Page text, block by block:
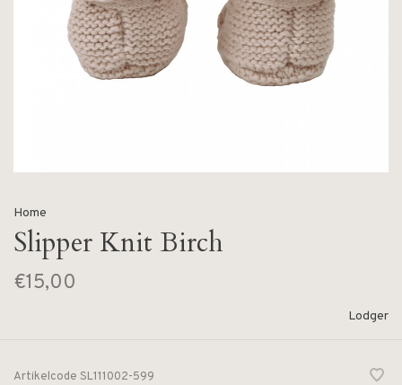
Home
Slipper Knit Birch
€15,00
Lodger
Artikelcode SL111002-599